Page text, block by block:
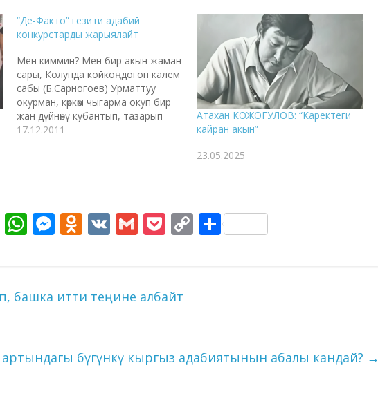
“Де-Факто” гезити адабий
конкурстарды жарыялайт
Мен киммин? Мен бир акын жаман
сары, Колунда койкоңдогон калем
сабы (Б.Сарногоев) Урматтуу
окурман, көркөм чыгарма окуп бир
жан дүйнөнү кубантып, тазарып
алганга кандай дейсиз?
чымындуулар болсо…
17.12.2011
Атахан КОЖОГУЛОВ: “Каректеги
кайран акын”
23.05.2025
Bl
g
er
W
s
p
M
e
er
O
o
s
V G
l
P
et
C
k
S
башка итти теңине албайт
бүгүнкү кыргыз адабиятынын абалы кандай? →